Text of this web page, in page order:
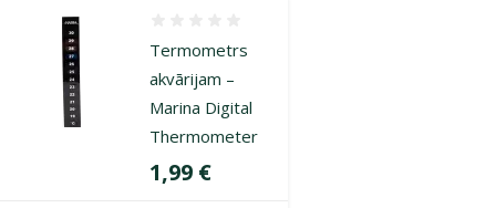
Termometrs
akvārijam –
Marina Digital
Thermometer
Cena
1,99 €